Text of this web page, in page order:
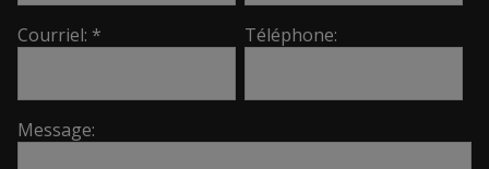
Courriel: * Téléphone:
Message: